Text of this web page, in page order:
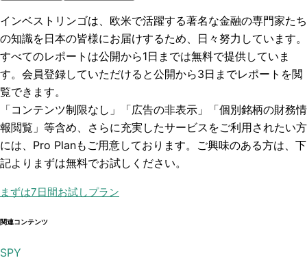
インベストリンゴは、欧米で活躍する著名な金融の専門家たち
の知識を日本の皆様にお届けするため、日々努力しています。
すべてのレポートは公開から1日までは無料で提供していま
す。会員登録していただけると公開から3日までレポートを閲
覧できます。
「コンテンツ制限なし」「広告の非表示」「個別銘柄の財務情
報閲覧」 等含め、さらに充実したサービスをご利用されたい方
には、Pro Planもご用意しております。ご興味のある方は、下
記よりまずは無料でお試しください。
まずは7日間お試しプラン
関連コンテンツ
SPY